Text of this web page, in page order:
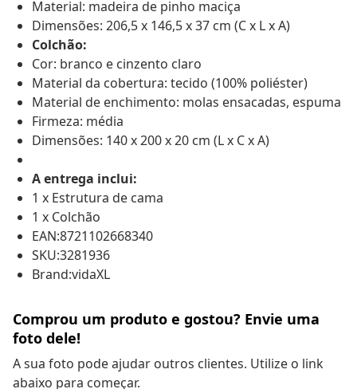
Material: madeira de pinho maciça
Dimensões: 206,5 x 146,5 x 37 cm (C x L x A)
Colchão:
Cor: branco e cinzento claro
Material da cobertura: tecido (100% poliéster)
Material de enchimento: molas ensacadas, espuma
Firmeza: média
Dimensões: 140 x 200 x 20 cm (L x C x A)
A entrega inclui:
1 x Estrutura de cama
1 x Colchão
EAN:8721102668340
SKU:3281936
Brand:vidaXL
Comprou um produto e gostou? Envie uma
foto dele!
A sua foto pode ajudar outros clientes. Utilize o link
abaixo para começar.